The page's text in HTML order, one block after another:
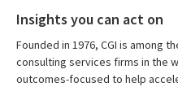
Insights you can act on
Founded in 1976, CGI is among
consulting services firms in the
outcomes-focused to help